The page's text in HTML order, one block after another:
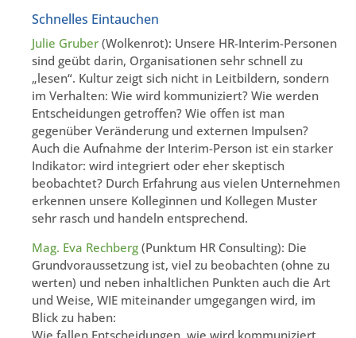
Schnelles Eintauchen
Julie Gruber (Wolkenrot): Unsere HR-Interim-Personen
sind geübt darin, Organisationen sehr schnell zu
„lesen“. Kultur zeigt sich nicht in Leitbildern, sondern
im Verhalten: Wie wird kommuniziert? Wie werden
Entscheidungen getroffen? Wie offen ist man
gegenüber Veränderung und externen Impulsen?
Auch die Aufnahme der Interim-Person ist ein starker
Indikator: wird integriert oder eher skeptisch
beobachtet? Durch Erfahrung aus vielen Unternehmen
erkennen unsere Kolleginnen und Kollegen Muster
sehr rasch und handeln entsprechend.
Mag. Eva Rechberg (Punktum HR Consulting): Die
Grundvoraussetzung ist, viel zu beobachten (ohne zu
werten) und neben inhaltlichen Punkten auch die Art
und Weise, WIE miteinander umgegangen wird, im
Blick zu haben:
Wie fallen Entscheidungen, wie wird kommuniziert,